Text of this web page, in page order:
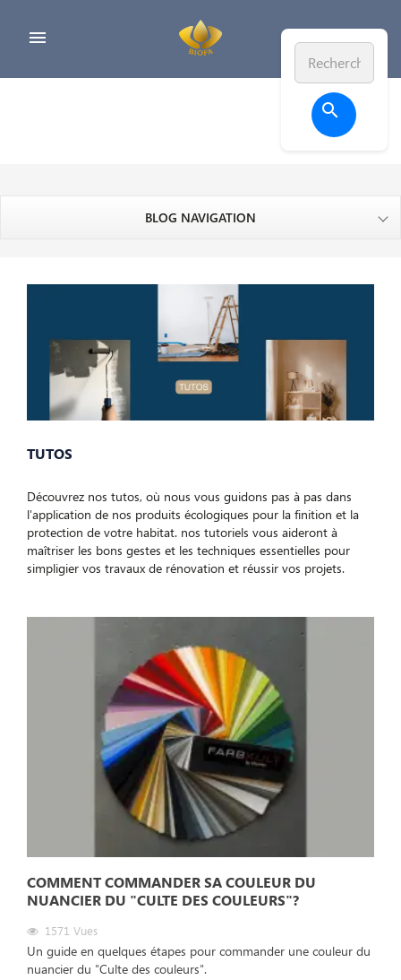


BLOG NAVIGATION
TUTOS
Découvrez nos tutos, où nous vous guidons pas à pas dans
l'application de nos produits écologiques pour la finition et la
protection de votre habitat. nos tutoriels vous aideront à
maîtriser les bons gestes et les techniques essentielles pour
simpligier vos travaux de rénovation et réussir vos projets.
COMMENT COMMANDER SA COULEUR DU
NUANCIER DU "CULTE DES COULEURS"?
1571 Vues
Un guide en quelques étapes pour commander une couleur du
nuancier du "Culte des couleurs".